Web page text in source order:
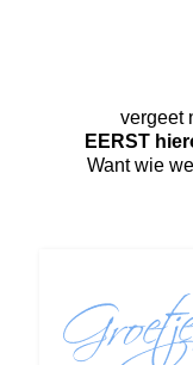
vergeet
EERST
Want wie